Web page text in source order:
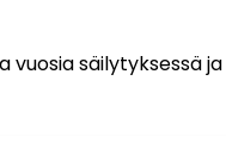
säilytyksessä